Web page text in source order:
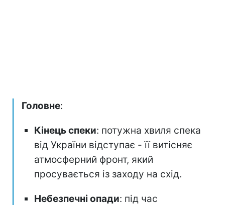
Головне:
Кінець спеки: потужна хвиля спека
від України відступає - її витісняє
атмосферний фронт, який
просувається із заходу на схід.
Небезпечні опади: під час